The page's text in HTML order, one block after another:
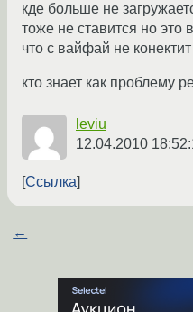
кде больше не
тоже не ставится но это
что с вайфай не конектит
кто знает как проблему
leviu
12.04.2010
Ссылка
←